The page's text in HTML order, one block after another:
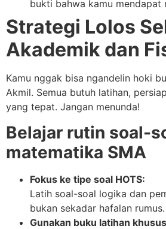
bukti bahwa kamu mendapat
Strategi Lolos
Akademik dan
Kamu nggak bisa ngandelin hoki
Akmil. Semua butuh latihan,
yang tepat. Jangan menunda!
Belajar rutin soal-
matematika SMA
Fokus ke tipe soal HOTS:
Latih soal-soal logika dan
bukan sekadar hafalan rumus.
Gunakan buku latihan